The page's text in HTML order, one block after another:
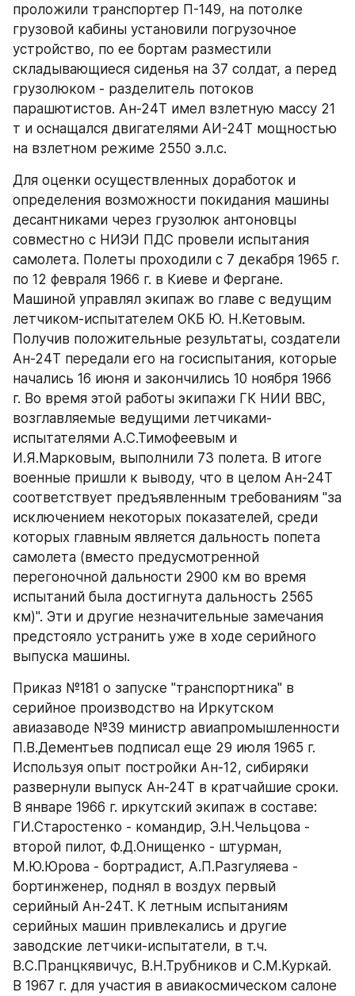
проложили транспортер П-149, на потолке
грузовой кабины установили погрузочное
устройство, по ее бортам разместили
складывающиеся сиденья на 37 солдат, а перед
грузолюком - разделитель потоков
парашютистов. Ан-24Т имел взлетную массу 21
т и оснащался двигателями АИ-24Т мощностью
на взлетном режиме 2550 э.л.с.
Для оценки осуществленных доработок и
определения возможности покидания машины
десантниками через грузолюк антоновцы
совместно с НИЭИ ПДС провели испытания
самолета. Полеты проходили с 7 декабря 1965 г.
по 12 февраля 1966 г. в Киеве и Фергане.
Машиной управлял экипаж во главе с ведущим
летчиком-испытателем ОКБ Ю. Н.Кетовым.
Получив положительные результаты, создатели
Ан-24Т передали его на госиспытания, которые
начались 16 июня и закончились 10 ноября 1966
г. Во время этой работы экипажи ГК НИИ ВВС,
возглавляемые ведущими летчиками-
испытателями А.С.Тимофеевым и
И.Я.Марковым, выполнили 73 полета. В итоге
военные пришли к выводу, что в целом Ан-24Т
соответствует предъявленным требованиям "за
исключением некоторых показателей, среди
которых главным является дальность попета
самолета (вместо предусмотренной
перегоночной дальности 2900 км во время
испытаний была достигнута дальность 2565
км)". Эти и другие незначительные замечания
предстояло устранить уже в ходе серийного
выпуска машины.
Приказ №181 о запуске "транспортника" в
серийное производство на Иркутском
авиазаводе №39 министр авиапромышленности
П.В.Дементьев подписал еще 29 июля 1965 г.
Используя опыт постройки Ан-12, сибиряки
развернули выпуск Ан-24Т в кратчайшие сроки.
В январе 1966 г. иркутский экипаж в составе:
ГИ.Старостенко - командир, Э.Н.Чельцова -
второй пилот, Ф.Д.Онищенко - штурман,
М.Ю.Юрова - бортрадист, А.П.Разгуляева -
бортинженер, поднял в воздух первый
серийный Ан-24Т. К летным испытаниям
серийных машин привлекались и другие
заводские летчики-испытатели, в т.ч.
В.С.Пранцкявичус, В.Н.Трубников и С.М.Куркай.
В 1967 г. для участия в авиакосмическом салоне